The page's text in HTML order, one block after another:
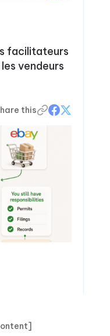
facilitateurs
vendeurs
this